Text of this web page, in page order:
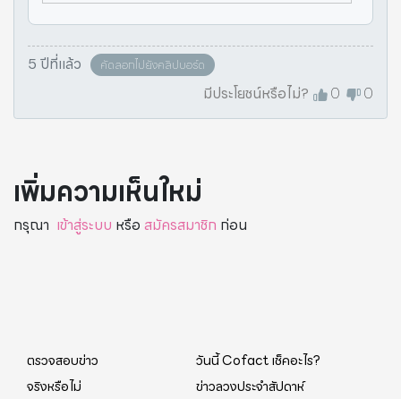
5 ปีที่แล้ว คัดลอกไปยังคลิปบอร์ด
มีประโยชน์หรือไม่? 0 0
เพิ่มความเห็นใหม่
กรุณา เข้าสู่ระบบ หรือ สมัครสมาชิก ก่อน
ตรวจสอบข่าว
วันนี้ Cofact เช็คอะไร?
จริงหรือไม่
ข่าวลวงประจำสัปดาห์